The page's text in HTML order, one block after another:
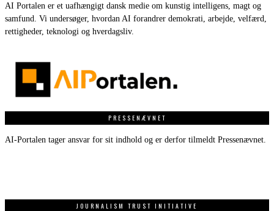
AI Portalen er et uafhængigt dansk medie om kunstig intelligens, magt og
samfund. Vi undersøger, hvordan AI forandrer demokrati, arbejde, velfærd,
rettigheder, teknologi og hverdagsliv.
PRESSENÆVNET
AI-Portalen tager ansvar for sit indhold og er derfor tilmeldt Pressenævnet.
JOURNALISM TRUST INITIATIVE